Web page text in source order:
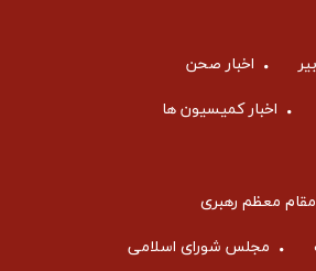
اخبار صحن
اخبار کمیسیون ها
مقام معظم رهبری
مجلس شورای اسلامی